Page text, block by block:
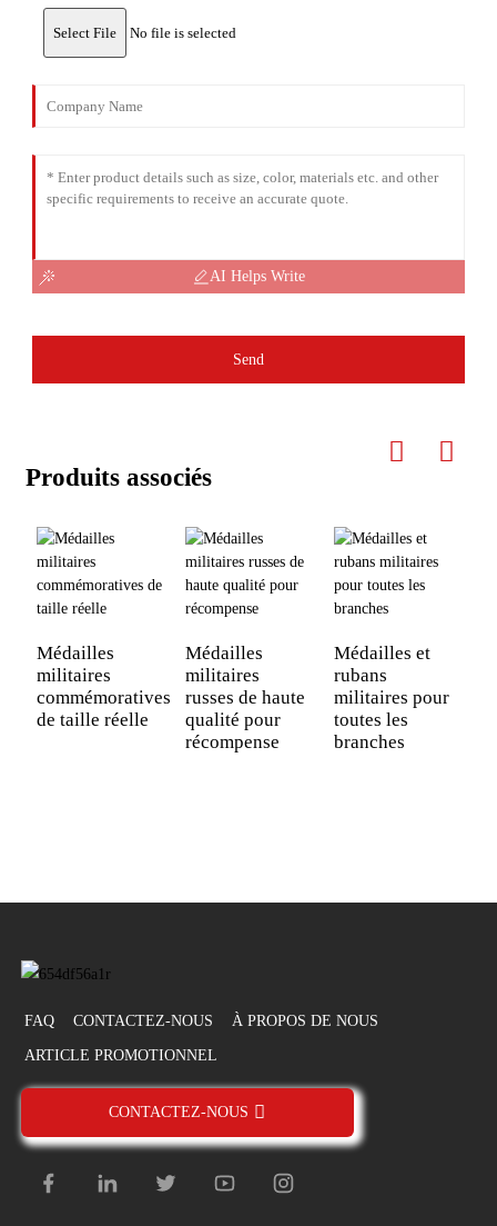
Select File No file is selected
AI Helps Write
Send
Produits associés
Médailles
militaires
commémoratives
de taille réelle
Médailles
militaires
russes de haute
qualité pour
récompense
Médailles et
rubans
militaires pour
toutes les
branches
FAQ CONTACTEZ-NOUS À PROPOS DE NOUS
ARTICLE PROMOTIONNEL
CONTACTEZ-NOUS